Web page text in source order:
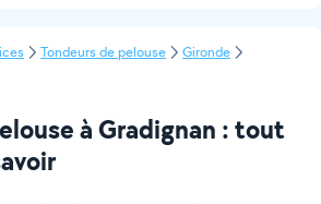
Tondeurs de pelouse
Gironde
à Gradignan : tout